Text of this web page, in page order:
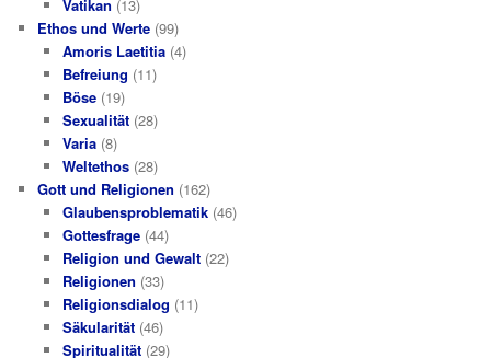
Vatikan (13)
Ethos und Werte (99)
Amoris Laetitia(4)
Befreiung (11)
Böse(19)
Sexualität(28)
Varia(8)
Weltethos(28)
Gott und Religionen (162)
Glaubensproblematik(46)
Gottesfrage(44)
Religion und Gewalt(22)
Religionen (33)
Religionsdialog (11)
Säkularität(46)
Spiritualität(29)